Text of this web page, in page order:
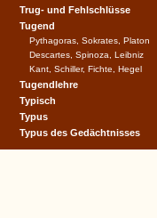
Trug- und Fehlschlüsse
Tugend
Pythagoras, Sokrates, Platon
Descartes, Spinoza, Leibniz
Kant, Schiller, Fichte, Hegel
Tugendlehre
Typisch
Typus
Typus des Gedächtnisses